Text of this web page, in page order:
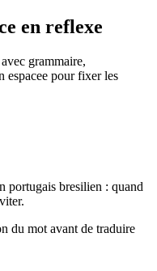
en reflexe
grammaire,
espacee pour fixer les
portugais bresilien : quand
du mot avant de traduire